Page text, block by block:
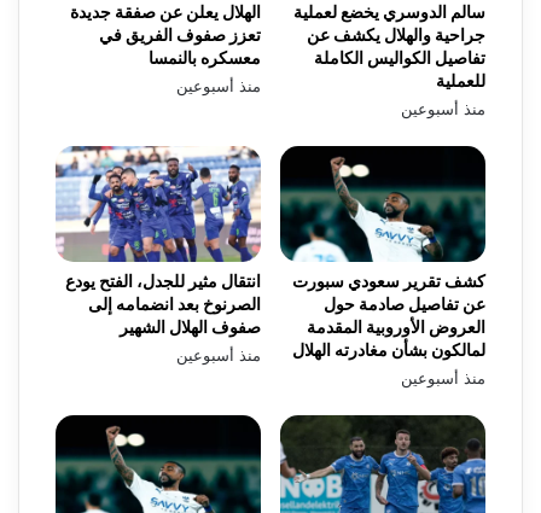
الهلال يعلن عن صفقة جديدة
تعزز صفوف الفريق في
معسكره بالنمسا
منذ أسبوعين
سالم الدوسري يخضع لعملية
جراحية والهلال يكشف عن
تفاصيل الكواليس الكاملة
للعملية
منذ أسبوعين
انتقال مثير للجدل، الفتح يودع
الصرنوخ بعد انضمامه إلى
صفوف الهلال الشهير
منذ أسبوعين
كشف تقرير سعودي سبورت
عن تفاصيل صادمة حول
العروض الأوروبية المقدمة
لمالكون بشأن مغادرته الهلال
منذ أسبوعين